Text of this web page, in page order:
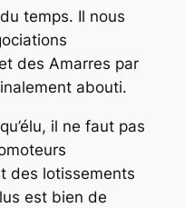
temps. Il nous
des Amarres par
abouti.
il ne faut pas
des lotissements
est bien de